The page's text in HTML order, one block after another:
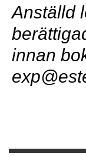
Anställd
innan